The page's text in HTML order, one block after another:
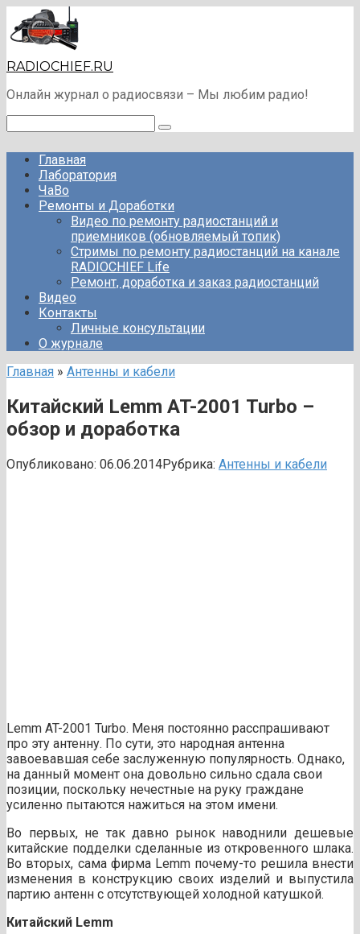
Перейти
контенту
RADIOCHIEF.RU
Онлайн журнал о радиосвязи – Мы любим радио!
Главная
Лаборатория
ЧаВо
Ремонты и Доработки
Видео по ремонту радиостанций и
приемников (обновляемый топик)
Стримы по ремонту радиостанций на канале
RADIOCHIEF Life
Ремонт, доработка и заказ радиостанций
Видео
Контакты
Личные консультации
О журнале
Главная » Антенны и кабели
Китайский Lemm AT-2001 Turbo –
обзор и доработка
Опубликовано: 06.06.2014Рубрика: Антенны и кабели
Lemm AT-2001 Turbo. Меня постоянно расспрашивают
про эту антенну. По сути, это народная антенна
завоевавшая себе заслуженную популярность. Однако,
на данный момент она довольно сильно сдала свои
позиции, поскольку нечестные на руку граждане
усиленно пытаются нажиться на этом имени.
Во первых, не так давно рынок наводнили дешевые
китайские подделки сделанные из откровенного шлака.
Во вторых, сама фирма Lemm почему-то решила внести
изменения в конструкцию своих изделий и выпустила
партию антенн с отсутствующей холодной катушкой.
Китайский Lemm